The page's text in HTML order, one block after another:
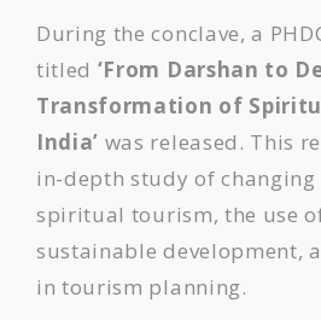
​During the conclave, a
titled ‘From Darshan to
Transformation of
India’ was released. This
in-depth study of
spiritual tourism, the use
sustainable development,
in tourism planning.